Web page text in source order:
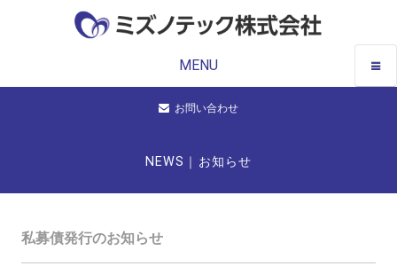
MENU
お問い合わせ
NEWS｜お知らせ
私募債発行のお知らせ